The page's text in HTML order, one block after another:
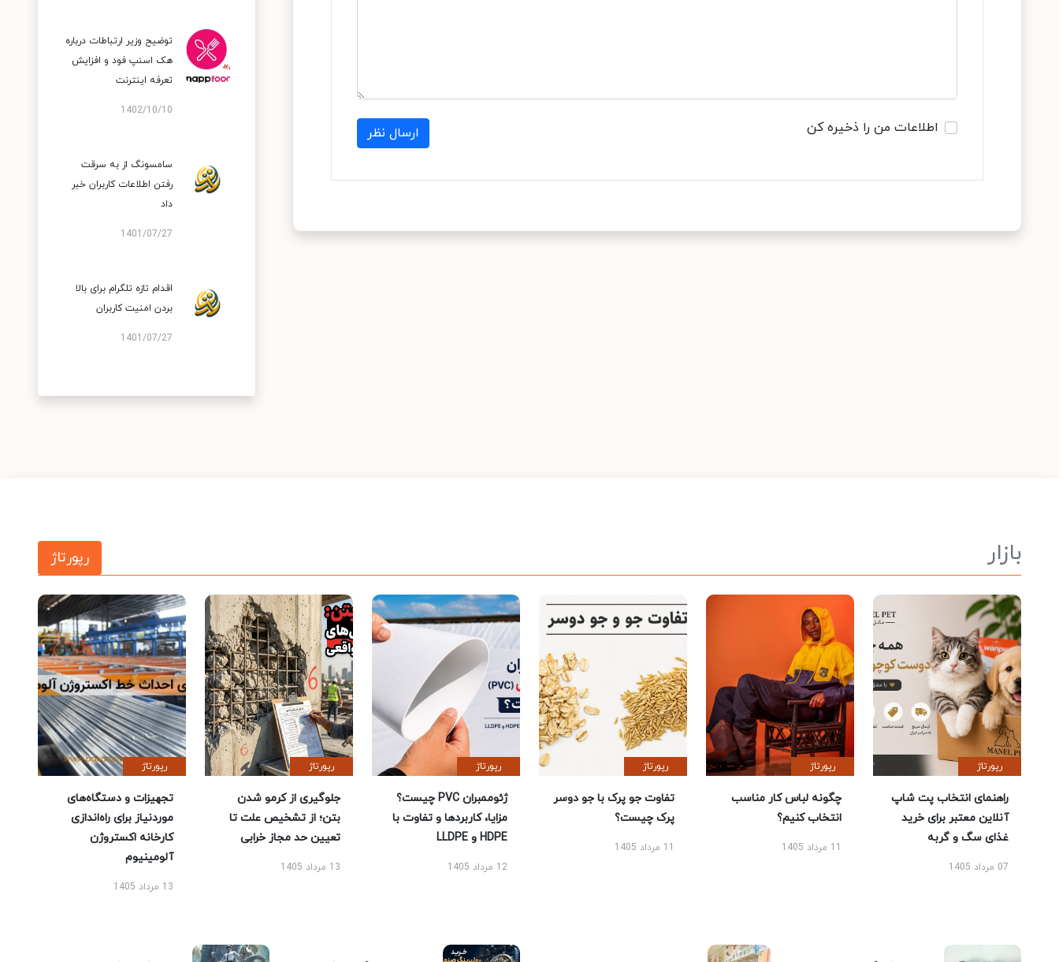
اطلاعات من را ذخیره کن ارسال نظر
توضیح وزیر ارتباطات درباره
هک اسنپ‌ فود و افزایش
تعرفه اینترنت
1402/10/10
سامسونگ از به سرقت
رفتن اطلاعات کاربران خبر
داد
1401/07/27
اقدام تازه تلگرام برای بالا
بردن امنیت کاربران
1401/07/27
بازار رپورتاژ
رپورتاژ
راهنمای انتخاب پت شاپ
آنلاین معتبر برای خرید
غذای سگ و گربه
07 مرداد 1405
رپورتاژ
چگونه لباس کار مناسب
انتخاب کنیم؟
11 مرداد 1405
رپورتاژ
تفاوت جو پرک با جو دوسر
پرک چیست؟
11 مرداد 1405
رپورتاژ
ژئوممبران PVC چیست؟
مزایا، کاربردها و تفاوت با
HDPE و LLDPE
12 مرداد 1405
رپورتاژ
جلوگیری از کرمو شدن
بتن؛ از تشخیص علت تا
تعیین حد مجاز خرابی
13 مرداد 1405
رپورتاژ
تجهیزات و دستگاه‌های
موردنیاز برای راه‌اندازی
کارخانه اکستروژن
آلومینیوم
13 مرداد 1405